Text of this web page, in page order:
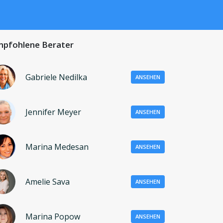
Berater
Gabriele Nedilka ANSEHEN
Jennifer Meyer ANSEHEN
Marina Medesan ANSEHEN
Amelie Sava ANSEHEN
Marina Popow ANSEHEN